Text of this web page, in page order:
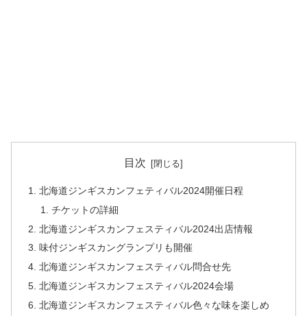
目次
北海道ジンギスカンフェティバル2024開催日程
チケットの詳細
北海道ジンギスカンフェスティバル2024出店情報
味付ジンギスカングランプリも開催
北海道ジンギスカンフェスティバル問合せ先
北海道ジンギスカンフェスティバル2024会場
北海道ジンギスカンフェスティバル色々な味を楽しめ